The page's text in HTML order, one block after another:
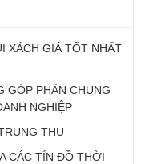
XÁCH GIÁ TỐT NHẤT
GÓP PHẦN CHUNG
NGHIỆP
THU
CÁC TÍN ĐỒ THỜI